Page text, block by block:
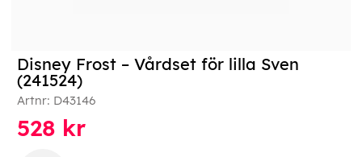
Disney Frost – Vårdset för lilla Sven
(241524)
Artnr: D43146
528 kr